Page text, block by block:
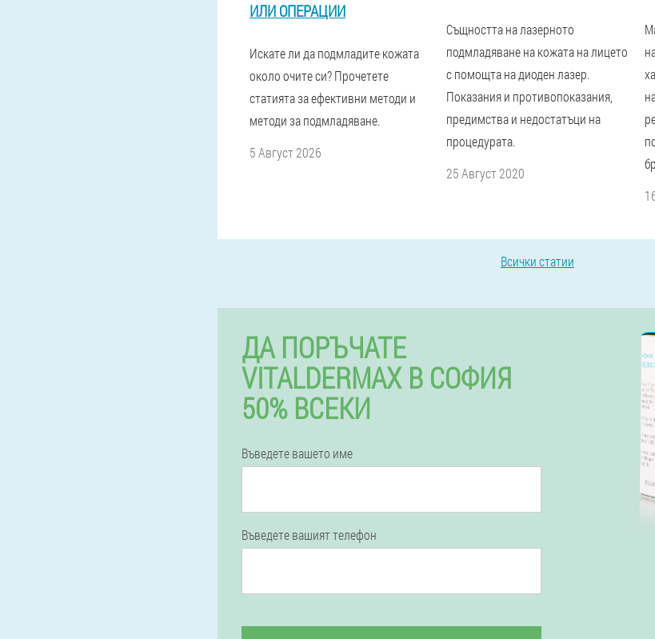
ИЛИ ОПЕРАЦИИ
Искате ли да подмладите кожата
около очите си? Прочетете
статията за ефективни методи и
методи за подмладяване.
5 Август 2026
Същността на лазерното
подмладяване на кожата на лицето
с помощта на диоден лазер.
Показания и противопоказания,
предимства и недостатъци на
процедурата.
25 Август 2020
Всички статии
ДА ПОРЪЧАТЕ
VITALDERMAX В СОФИЯ
50% ВСЕКИ
Въведете вашето име
Въведете вашият телефон